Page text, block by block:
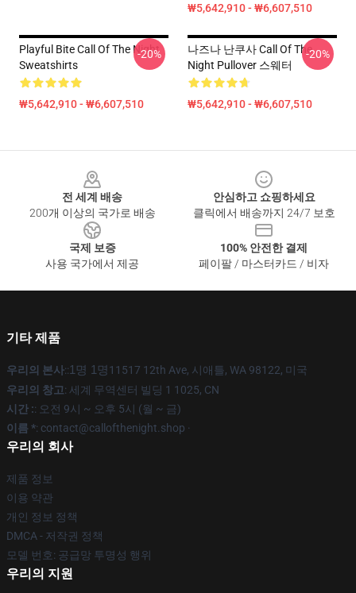
₩5,642,910 - ₩6,607,510
Playful Bite Call Of The Night
Sweatshirts
₩5,642,910 - ₩6,607,510
-20%
나즈나 난쿠사 Call Of The
Night Pullover 스웨터
₩5,642,910 - ₩6,607,510
-20%
전 세계 배송
200개 이상의 국가로 배송
안심하고 쇼핑하세요
클릭에서 배송까지 24/7 보호
국제 보증
사용 국가에서 제공
100% 안전한 결제
페이팔 / 마스터카드 / 비자
기타 제품
우리의 본사::1명 1명11517 12th Ave, 시애틀, WA 98122, 미국
우리의 창고: 세계 무역센터 빌딩 1 1025, CN
시간 :: 오전 9시 ~ 오후 5시 (월 ~ 금)
이름 *: contact@callofthenight.shop ·
우리의 회사
제품 정보
이용 약관
개인 정보 정책
DMCA - 저작권 정책
모델 번호: 공급망 투명성 행위
우리의 지원